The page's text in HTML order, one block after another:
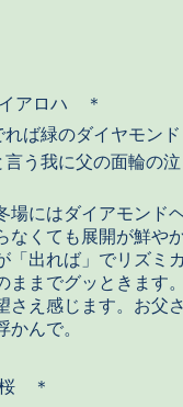
アロハ ＊
ば緑のダイヤモン
う我に父の面輪の
場にはダイアモンド
なくても展開が鮮や
「出れば」でリズミ
ままでグッときます
さえ感じます。お父
かんで。
＊